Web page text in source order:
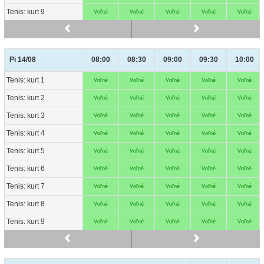
Tenis: kurt 9
Tenis: kurt 9 Voľné Voľné Voľné Voľné Voľné
Pi 14/08
Tenis: kurt 1
Tenis: kurt 2
Tenis: kurt 3
Tenis: kurt 4
Tenis: kurt 5
Tenis: kurt 6
Tenis: kurt 7
Tenis: kurt 8
Tenis: kurt 9
Pi 14/08 08:00 08:30 09:00 09:30 10:00
Tenis: kurt 1 Voľné Voľné Voľné Voľné Voľné
Tenis: kurt 2 Voľné Voľné Voľné Voľné Voľné
Tenis: kurt 3 Voľné Voľné Voľné Voľné Voľné
Tenis: kurt 4 Voľné Voľné Voľné Voľné Voľné
Tenis: kurt 5 Voľné Voľné Voľné Voľné Voľné
Tenis: kurt 6 Voľné Voľné Voľné Voľné Voľné
Tenis: kurt 7 Voľné Voľné Voľné Voľné Voľné
Tenis: kurt 8 Voľné Voľné Voľné Voľné Voľné
Tenis: kurt 9 Voľné Voľné Voľné Voľné Voľné